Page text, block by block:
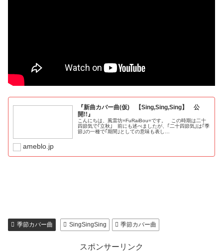
『新曲カバー曲(仮) 【Sing,Sing,Sing】 公
開!!』
こんにちは、風雷坊=FuRaiBou=です。 この時期は二十
四節気で｢立秋｣ 前にも述べましたが、｢二十四節気｣は｢季
節｣の一種で｢期間｣としての意味も表し…
ameblo.jp
季節カバー曲 SingSingSing 季節カバー曲
スポンサーリンク